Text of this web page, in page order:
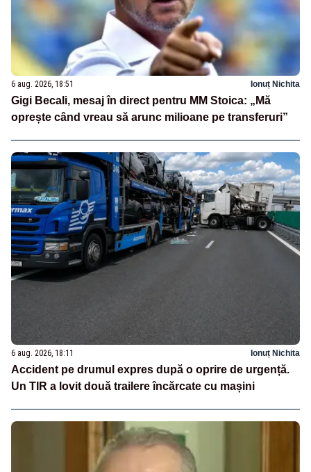
6 aug. 2026, 18:51 Ionuț Nichita
Gigi Becali, mesaj în direct pentru MM Stoica: „Mă
oprește când vreau să arunc milioane pe transferuri”
6 aug. 2026, 18:11 Ionuț Nichita
Accident pe drumul expres după o oprire de urgență.
Un TIR a lovit două trailere încărcate cu mașini